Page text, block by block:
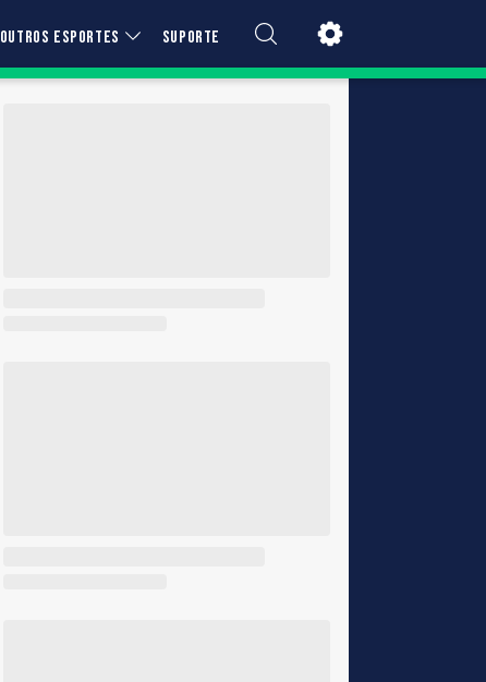
OUTROS ESPORTES SUPORTE